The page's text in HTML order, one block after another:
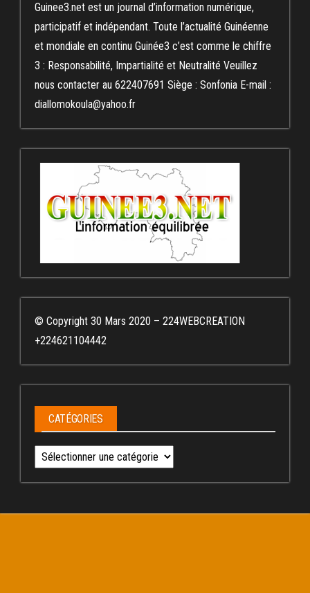
Guinee3.net est un journal d’information numérique,
participatif et indépendant. Toute l’actualité Guinéenne
et mondiale en continu Guinée3 c’est comme le chiffre
3 : Responsabilité, Impartialité et Neutralité Veuillez
nous contacter au 622407691 Siège : Sonfonia E-mail :
diallomokoula@yahoo.fr
© Copyright 30 Mars 2020 – 224WEBCREATION
+224621104442
CATÉGORIES
Catégories